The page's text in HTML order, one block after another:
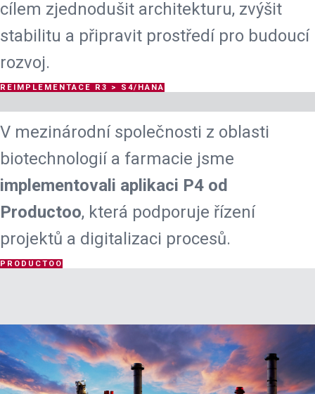
cílem zjednodušit architekturu, zvýšit
stabilitu a připravit prostředí pro budoucí
rozvoj.
REIMPLEMENTACE R3 > S4/HANA
V mezinárodní společnosti z oblasti
biotechnologií a farmacie jsme
implementovali aplikaci P4 od
Productoo, která podporuje řízení
projektů a digitalizaci procesů.
PRODUCTOO